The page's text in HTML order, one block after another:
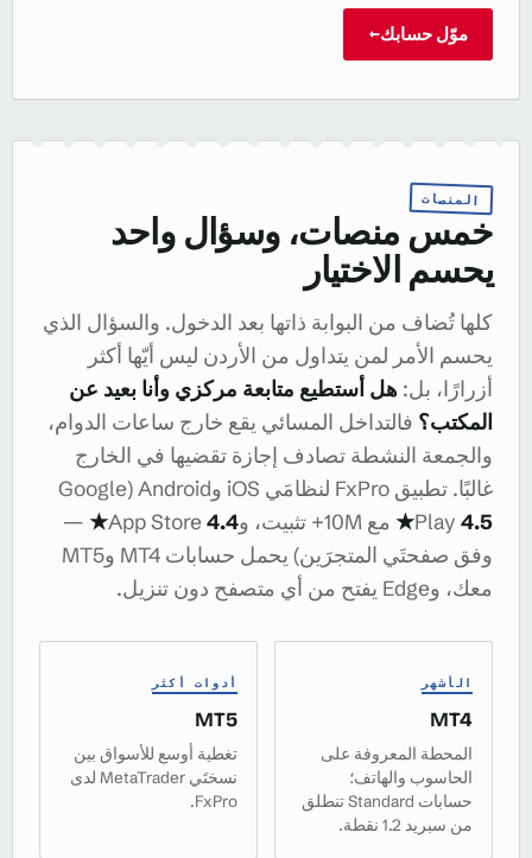
موّل حسابك→
المنصات
خمس منصات، وسؤال واحد
يحسم الاختيار
كلها تُضاف من البوابة ذاتها بعد الدخول. والسؤال الذي
يحسم الأمر لمن يتداول من الأردن ليس أيّها أكثر
أزرارًا، بل: هل أستطيع متابعة مركزي وأنا بعيد عن
المكتب؟ فالتداخل المسائي يقع خارج ساعات الدوام،
والجمعة النشطة تصادف إجازة تقضيها في الخارج
غالبًا. تطبيق FxPro لنظامَي iOS وAndroid (Google
Play 4.5★ مع 10M+ تثبيت، وApp Store 4.4★
—
وفق صفحتَي المتجرَين) يحمل حسابات MT4 وMT5
معك، وEdge يفتح من أي متصفح دون تنزيل.
الأشهر
MT4
المحطة المعروفة على
الحاسوب والهاتف؛
حسابات Standard تنطلق
من سبريد 1.2 نقطة.
أدوات أكثر
MT5
تغطية أوسع للأسواق بين
نسختَي MetaTrader لدى
FxPro.